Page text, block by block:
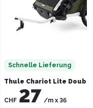
Schnelle Lieferung
Thule Chariot Lite Double
CHF 27 /m x 36